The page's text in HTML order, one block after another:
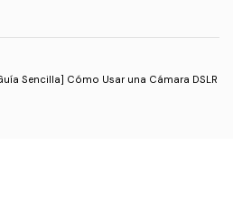
Sencilla] Cómo Usar una Cámara DSLR